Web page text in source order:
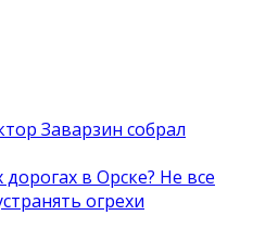
Заварзин собрал
в Орске? Не все
огрехи